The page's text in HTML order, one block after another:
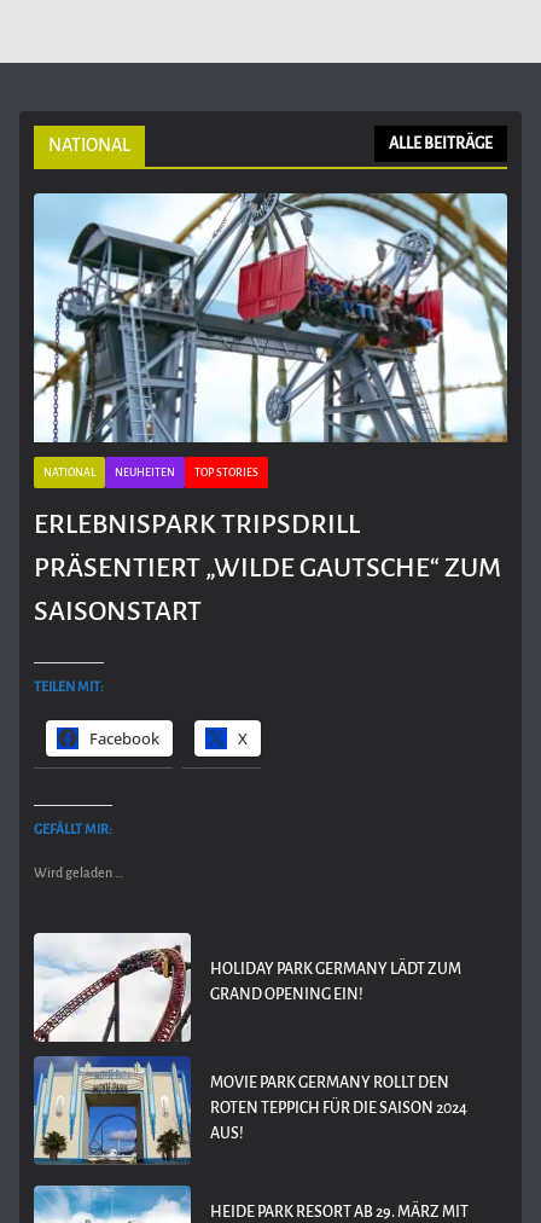
NATIONAL ALLE BEITRÄGE
NATIONAL NEUHEITEN TOP STORIES
ERLEBNISPARK TRIPSDRILL
PRÄSENTIERT „WILDE GAUTSCHE“ ZUM
SAISONSTART
TEILEN MIT:
Facebook X
GEFÄLLT MIR:
Wird geladen …
HOLIDAY PARK GERMANY LÄDT ZUM
GRAND OPENING EIN!
MOVIE PARK GERMANY ROLLT DEN
ROTEN TEPPICH FÜR DIE SAISON 2024
AUS!
HEIDE PARK RESORT AB 29. MÄRZ MIT